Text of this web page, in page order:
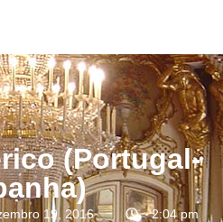
(Portugal-
19, 2016 2:04 pm